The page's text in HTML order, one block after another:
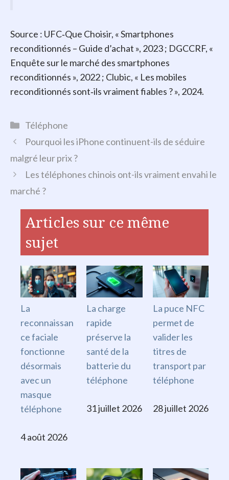
Source : UFC‑Que Choisir, « Smartphones
reconditionnés – Guide d’achat », 2023 ; DGCCRF, «
Enquête sur le marché des smartphones
reconditionnés », 2022 ; Clubic, « Les mobiles
reconditionnés sont‑ils vraiment fiables ? », 2024.
Catégories
Téléphone
Pourquoi les iPhone continuent-ils de séduire
malgré leur prix ?
Les téléphones chinois ont-ils vraiment envahi le
marché ?
Articles sur ce même
sujet
La
reconnaissan
ce faciale
fonctionne
désormais
avec un
masque
téléphone
4 août 2026
La charge
rapide
préserve la
santé de la
batterie du
téléphone
31 juillet 2026
La puce NFC
permet de
valider les
titres de
transport par
téléphone
28 juillet 2026